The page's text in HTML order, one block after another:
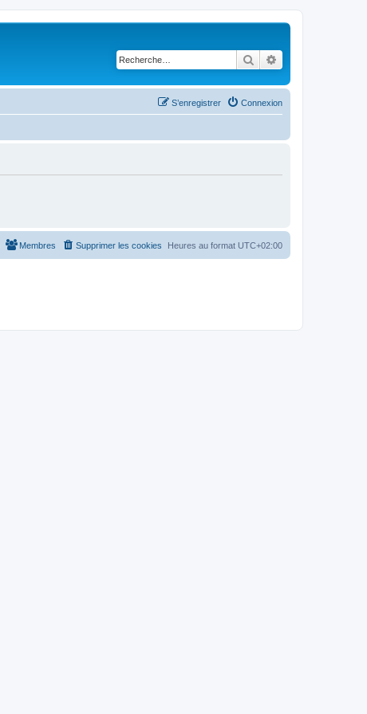
Rechercher
Connexion
S’enregistrer
Heures au format UTC+02:00
Supprimer les cookies
Membres